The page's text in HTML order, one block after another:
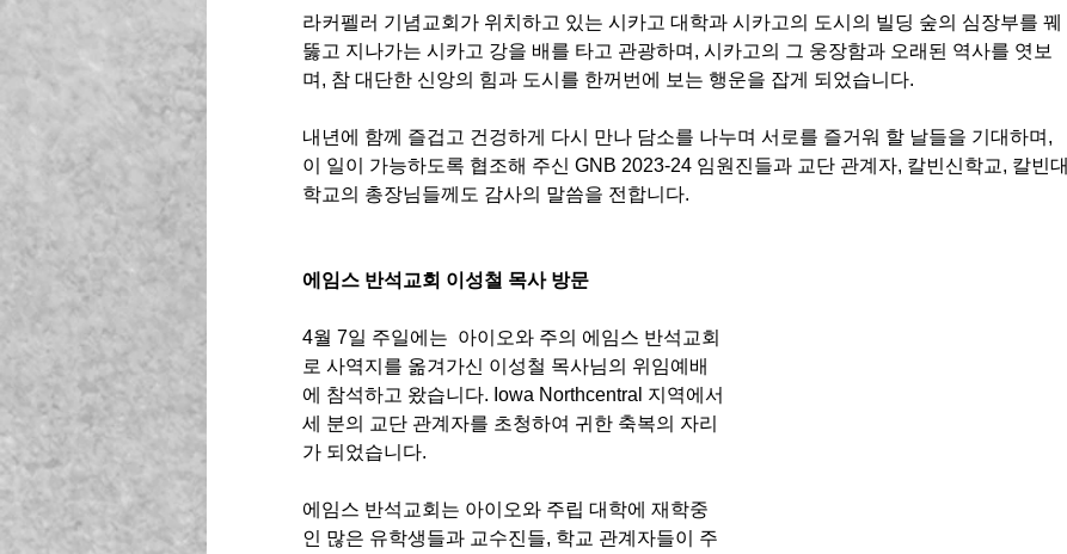
라커펠러 기념교회가 위치하고 있는 시카고 대학과 시카고의 도시의 빌딩 숲의 심장부를 꿰
뚫고 지나가는 시카고 강을 배를 타고 관광하며, 시카고의 그 웅장함과 오래된 역사를 엿보
며, 참 대단한 신앙의 힘과 도시를 한꺼번에 보는 행운을 잡게 되었습니다.
내년에 함께 즐겁고 건겅하게 다시 만나 담소를 나누며 서로를 즐거워 할 날들을 기대하며,
이 일이 가능하도록 협조해 주신 GNB 2023-24 임원진들과 교단 관계자, 칼빈신학교, 칼빈대
학교의 총장님들께도 감사의 말씀을 전합니다.
에임스 반석교회 이성철 목사 방문
4월 7일 주일에는  아이오와 주의 에임스 반석교회
로 사역지를 옮겨가신 이성철 목사님의 위임예배
에 참석하고 왔습니다. Iowa Northcentral 지역에서
세 분의 교단 관계자를 초청하여 귀한 축복의 자리
가 되었습니다.
에임스 반석교회는 아이오와 주립 대학에 재학중
인 많은 유학생들과 교수진들, 학교 관계자들이 주